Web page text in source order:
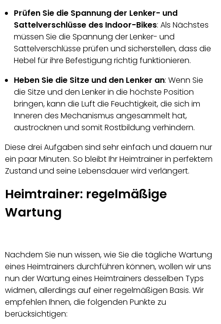
Prüfen Sie die Spannung der Lenker- und
Sattelverschlüsse des Indoor-Bikes: Als Nächstes
müssen Sie die Spannung der Lenker- und
Sattelverschlüsse prüfen und sicherstellen, dass die
Hebel für ihre Befestigung richtig funktionieren.
Heben Sie die Sitze und den Lenker an: Wenn Sie
die Sitze und den Lenker in die höchste Position
bringen, kann die Luft die Feuchtigkeit, die sich im
Inneren des Mechanismus angesammelt hat,
austrocknen und somit Rostbildung verhindern.
Diese drei Aufgaben sind sehr einfach und dauern nur
ein paar Minuten. So bleibt Ihr Heimtrainer in perfektem
Zustand und seine Lebensdauer wird verlängert.
Heimtrainer: regelmäßige
Wartung
Nachdem Sie nun wissen, wie Sie die tägliche Wartung
eines Heimtrainers durchführen können, wollen wir uns
nun der Wartung eines Heimtrainers desselben Typs
widmen, allerdings auf einer regelmäßigen Basis. Wir
empfehlen Ihnen, die folgenden Punkte zu
berücksichtigen: